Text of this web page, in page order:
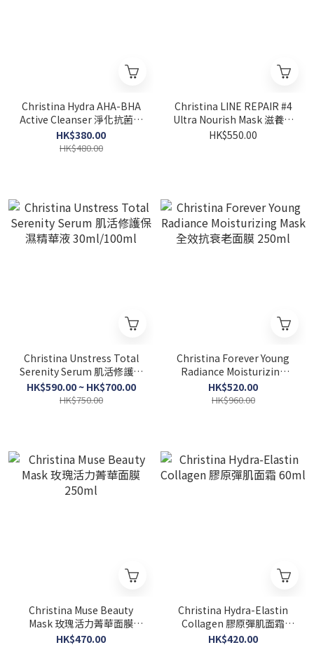
Christina Hydra AHA-BHA
Active Cleanser 淨化抗菌潔
面啫喱 250ml
HK$380.00
HK$480.00
Christina LINE REPAIR #4
Ultra Nourish Mask 滋養面
膜 250ml
HK$550.00
Christina Unstress Total
Serenity Serum 肌活修護保
濕精華液 30ml/100ml
HK$590.00 ~ HK$700.00
HK$750.00
Christina Forever Young
Radiance Moisturizing
Mask 全效抗衰老面膜
250ml
HK$520.00
HK$960.00
Christina Muse Beauty
Mask 玫瑰活力菁華面膜
250ml
HK$470.00
Christina Hydra-Elastin
Collagen 膠原彈肌面霜
60ml
HK$420.00